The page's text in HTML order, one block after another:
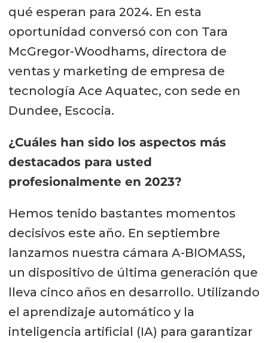
qué esperan para 2024. En esta
oportunidad conversó con con Tara
McGregor-Woodhams, directora de
ventas y marketing de empresa de
tecnología Ace Aquatec, con sede en
Dundee, Escocia.
¿Cuáles han sido los aspectos más
destacados para usted
profesionalmente en 2023?
Hemos tenido bastantes momentos
decisivos este año. En septiembre
lanzamos nuestra cámara A-BIOMASS,
un dispositivo de última generación que
lleva cinco años en desarrollo. Utilizando
el aprendizaje automático y la
inteligencia artificial (IA) para garantizar